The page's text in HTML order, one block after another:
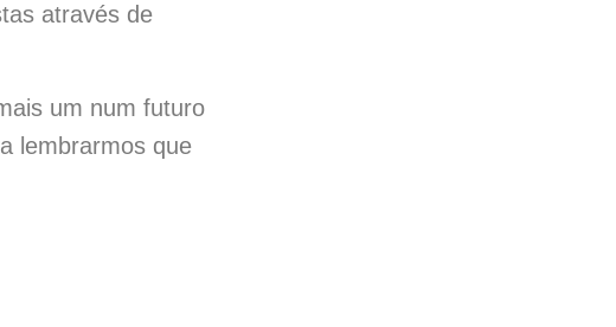
através de
um num futuro
lembrarmos que